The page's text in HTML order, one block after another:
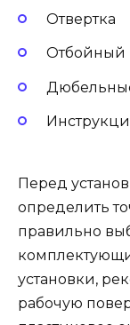
Отвертка
Отбойный
Перед
определить
правильно
установки,
рабочую